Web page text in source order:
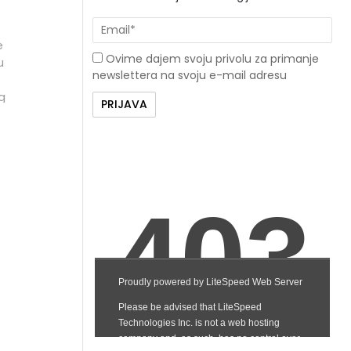
Ovime dajem svoju privolu za primanje
newslettera na svoju e-mail adresu